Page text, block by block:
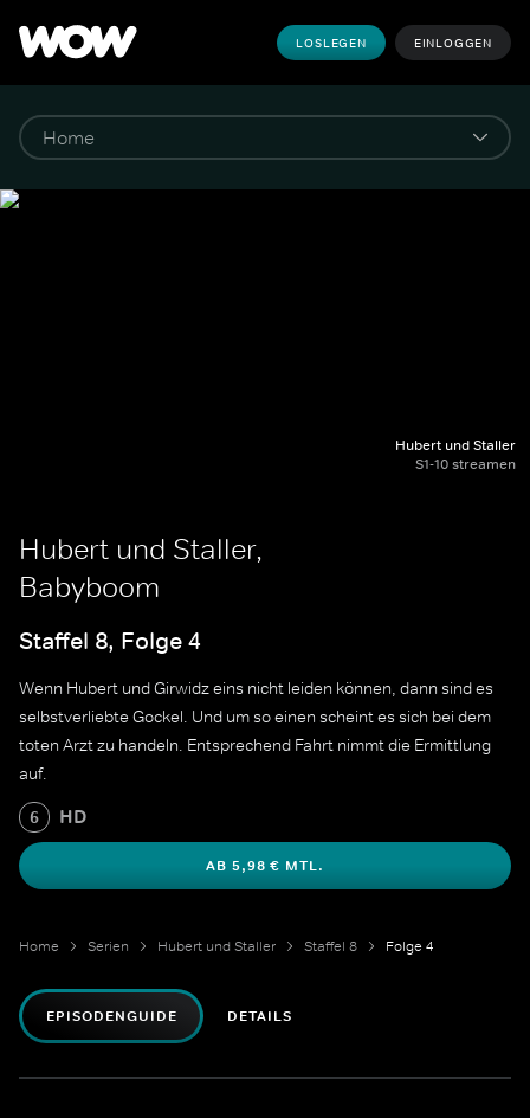
LOSLEGEN EINLOGGEN
Hubert und Staller
S1-10 streamen
Hubert und Staller,
Babyboom
Staffel 8, Folge 4
Wenn Hubert und Girwidz eins nicht leiden können, dann sind es
selbstverliebte Gockel. Und um so einen scheint es sich bei dem
toten Arzt zu handeln. Entsprechend Fahrt nimmt die Ermittlung
auf.
6 HD
AB 5,98 € MTL.
Home Serien Hubert und Staller Staffel 8 Folge 4
EPISODENGUIDE DETAILS